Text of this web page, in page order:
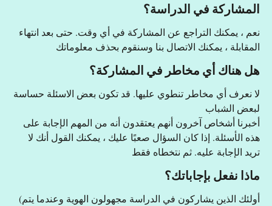
المشاركة في الدراسة؟
نعم ، يمكنك التراجع عن المشاركة في أي وقت. حتى بعد انتهاء
المقابلة ، يمكنك الاتصال بنا وسنقوم بحذف معلوماتك
هل هناك أي مخاطر في المشاركة؟
لا نعرف أي مخاطر تنطوي عليها. قد تكون بعض الاسئلة حساسة
لبعض الشباب
أخبرنا أشخاص آخرون أنهم يعتقدون أنه من المهم الإجابة على
هذه الأسئلة. إذا كان السؤال صعبًا عليك ، يمكنك القول أنك لا
تريد الإجابة عليه. ثم نتخطاه فقط
ماذا نفعل بإجاباتك؟
(أولئك الذين يشاركون في الدراسة مجهولون الهوية وعندما يتم